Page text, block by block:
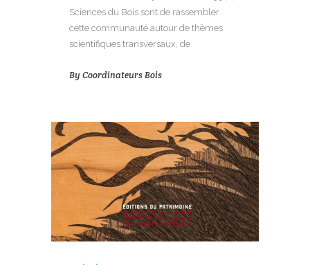
Sciences du Bois sont de rassembler
cette communauté autour de thèmes
scientifiques transversaux, de
By Coordinateurs Bois